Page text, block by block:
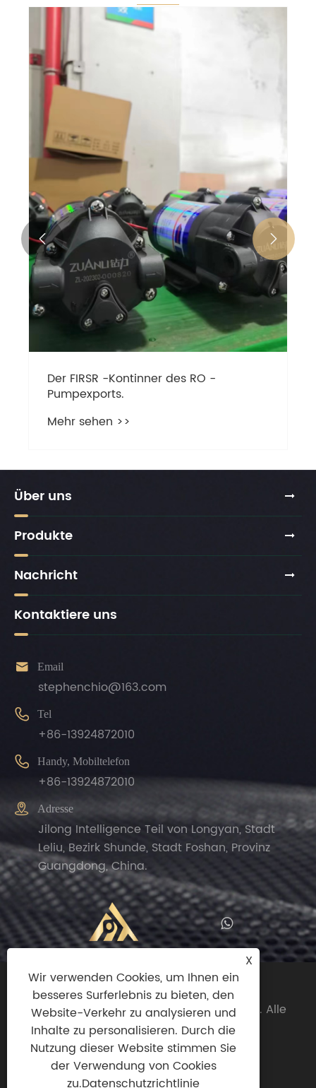
Der FIRSR -Kontinner des RO -
Pumpexports.
Mehr sehen >>
 
Über uns
Produkte
Nachricht
Kontaktiere uns
 Email
stephenchio@163.com
 Tel
+86-13924872010
 Handy, Mobiltelefon
+86-13924872010
 Adresse
Jilong Intelligence Teil von Longyan, Stadt
Leliu, Bezirk Shunde, Stadt Foshan, Provinz
Guangdong, China.
Copyright© 2024 Zhengguan (Foshan
Shunde)Import And Export Trade Co., Ltd. Alle
Rechte vorbehalten.
Links|Sitemap |RSS|XML|
Datenschutzrichtlinie
X
Wir verwenden Cookies, um Ihnen ein
besseres Surferlebnis zu bieten, den
Website-Verkehr zu analysieren und
Inhalte zu personalisieren. Durch die
Nutzung dieser Website stimmen Sie
der Verwendung von Cookies
zu.Datenschutzrichtlinie